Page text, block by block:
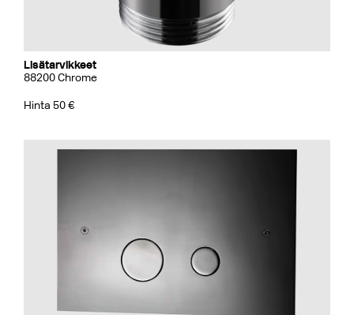
Lisätarvikkeet
88200 Chrome
Hinta 50 €